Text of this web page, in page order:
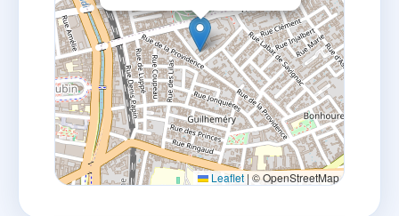
Leaflet | © OpenStreetMap